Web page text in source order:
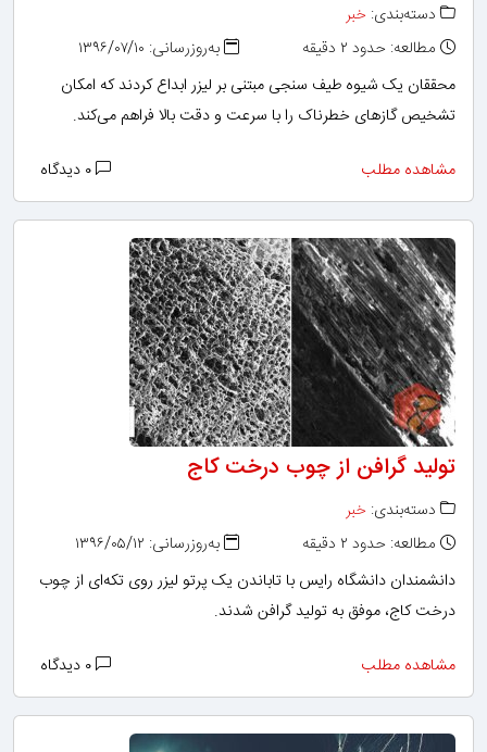
دسته‌بندی: خبر
مطالعه: حدود ۲ دقیقه
به‌روزرسانی: ۱۳۹۶/۰۷/۱۰
محققان یک شیوه طیف سنجی مبتنی بر لیزر ابداع کردند که امکان
تشخیص گازهای خطرناک را با سرعت و دقت بالا فراهم می‌کند.
مشاهده مطلب
تولید گرافن از چوب درخت کاج
دسته‌بندی: خبر
مطالعه: حدود ۲ دقیقه
به‌روزرسانی: ۱۳۹۶/۰۵/۱۲
دانشمندان دانشگاه رایس با تاباندن یک پرتو لیزر روی تکه‌ای از چوب
درخت کاج، موفق به تولید گرافن شدند.
مشاهده مطلب